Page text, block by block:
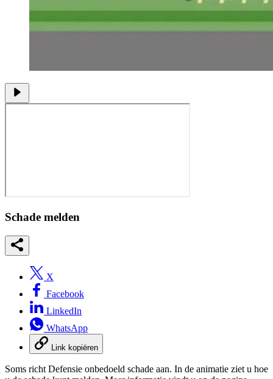
Schade melden
X
Facebook
LinkedIn
WhatsApp
Link kopiëren
Soms richt Defensie onbedoeld schade aan. In de animatie ziet u hoe